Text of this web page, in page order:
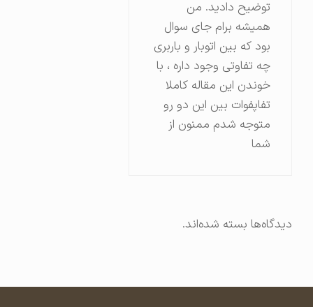
توضیح دادید. من
همیشه برام جای سوال
بود که بین اتوبار و باربری
چه تفاوتی وجود داره ، با
خوندن این مقاله کاملا
تفاپفوات بین این دو رو
متوجه شدم ممنون از
دیدگاه‌ها بسته شده‌اند.